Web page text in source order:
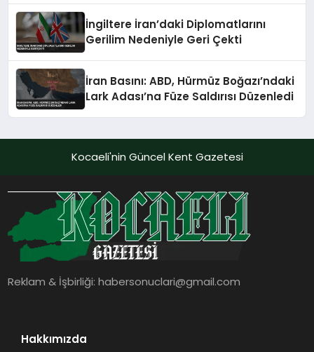
İngiltere İran’daki Diplomatlarını
Gerilim Nedeniyle Geri Çekti
İran Basını: ABD, Hürmüz Boğazı’ndaki
Lark Adası’na Füze Saldırısı Düzenledi
Kocaeli'nin Güncel Kent Gazetesi
Reklam & İşbirliği:habersonuclari@gmail.com
Hakkımızda